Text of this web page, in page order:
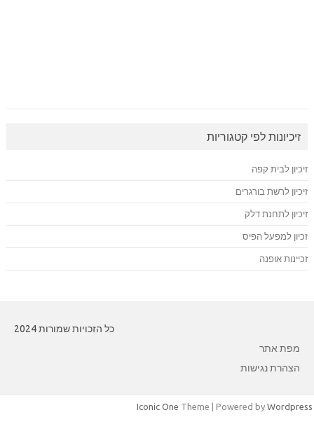
זיכיונות לפי קטגוריות
זיכיון לבית קפה
זיכיון לרשת בורגרים
זיכיון לתחנת דלק
זכיון למפעל הפיס
זכיינות אופנה
כל הזכויות שמורות 2024
מפת אתר
הצהרת נגישות
Iconic One Theme | Powered by